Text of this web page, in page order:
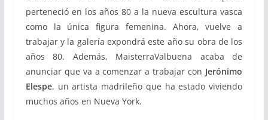
perteneció en los años 80 a la nueva escultura vasca
como la única figura femenina. Ahora, vuelve a
trabajar y la galería expondrá este año su obra de los
años 80. Además, MaisterraValbuena acaba de
anunciar que va a comenzar a trabajar con Jerónimo
Elespe, un artista madrileño que ha estado viviendo
muchos años en Nueva York.